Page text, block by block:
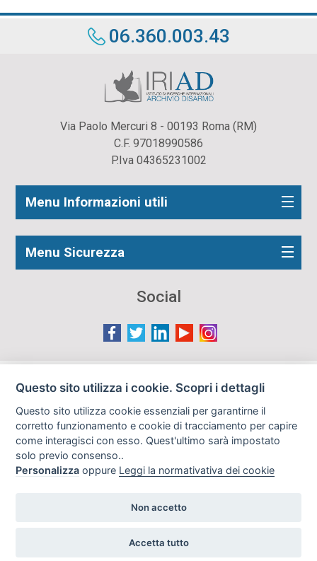
06.360.003.43
Via Paolo Mercuri 8 - 00193 Roma (RM)
C.F. 97018990586
P.Iva 04365231002
Menu Informazioni utili
Menu Sicurezza
Social
Le immagini presenti nel sito sono in parte reperite da
gli autori o i soggetti ritratti fossero contrari al loro utilizzo
in questa sede, l'Istituto, ove opportuno, provvederà a
rimuoverle previa richiesta all'indirizzo email:
info@archiviodisarmo.it
Copyright 2019
Realizzazione siti web
Questo sito utilizza i cookie. Scopri i dettagli
Questo sito utilizza cookie essenziali per garantirne il
corretto funzionamento e cookie di tracciamento per capire
come interagisci con esso. Quest'ultimo sarà impostato
solo previo consenso..
Personalizza oppure Leggi la normativativa dei cookie
Non accetto
Accetta tutto